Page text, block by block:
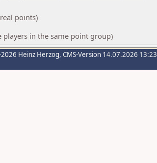
points)
players in the same point group)
Heinz Herzog, CMS-Version 14.07.2026